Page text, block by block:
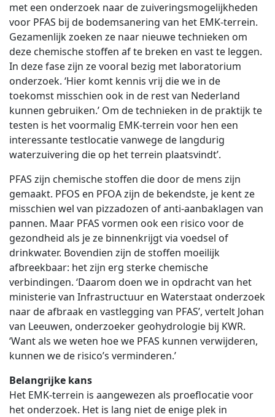
met een onderzoek naar de zuiveringsmogelijkheden
voor PFAS bij de bodemsanering van het EMK-terrein.
Gezamenlijk zoeken ze naar nieuwe technieken om
deze chemische stoffen af te breken en vast te leggen.
In deze fase zijn ze vooral bezig met laboratorium
onderzoek. ‘Hier komt kennis vrij die we in de
toekomst misschien ook in de rest van Nederland
kunnen gebruiken.’ Om de technieken in de praktijk te
testen is het voormalig EMK-terrein voor hen een
interessante testlocatie vanwege de langdurig
waterzuivering die op het terrein plaatsvindt’.
PFAS zijn chemische stoffen die door de mens zijn
gemaakt. PFOS en PFOA zijn de bekendste, je kent ze
misschien wel van pizzadozen of anti-aanbaklagen van
pannen. Maar PFAS vormen ook een risico voor de
gezondheid als je ze binnenkrijgt via voedsel of
drinkwater. Bovendien zijn de stoffen moeilijk
afbreekbaar: het zijn erg sterke chemische
verbindingen. ‘Daarom doen we in opdracht van het
ministerie van Infrastructuur en Waterstaat onderzoek
naar de afbraak en vastlegging van PFAS’, vertelt Johan
van Leeuwen, onderzoeker geohydrologie bij KWR.
‘Want als we weten hoe we PFAS kunnen verwijderen,
kunnen we de risico’s verminderen.’
Belangrijke kans
Het EMK-terrein is aangewezen als proeflocatie voor
het onderzoek. Het is lang niet de enige plek in